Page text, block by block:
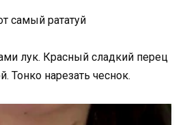
лук. Красный сладкий перец
Тонко нарезать чеснок.